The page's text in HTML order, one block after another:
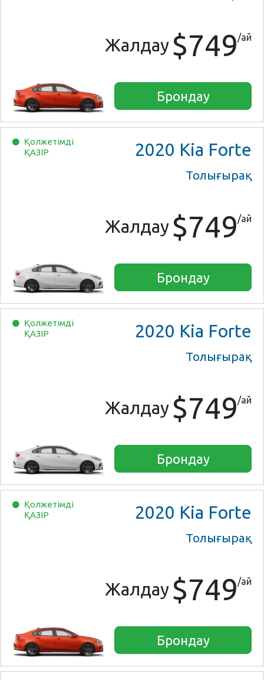
Жалдау $749/ай
Брондау
Қолжетімді
ҚАЗІР
2020 Kia Forte
Толығырақ
Жалдау $749/ай
Брондау
Қолжетімді
ҚАЗІР
2020 Kia Forte
Толығырақ
Жалдау $749/ай
Брондау
Қолжетімді
ҚАЗІР
2020 Kia Forte
Толығырақ
Жалдау $749/ай
Брондау